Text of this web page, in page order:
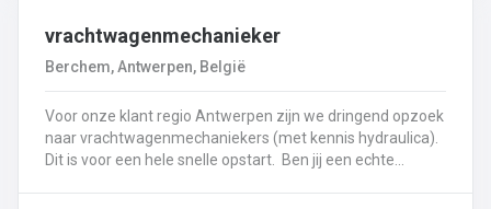
vrachtwagenmechanieker
Berchem, Antwerpen, België
Voor onze klant regio Antwerpen zijn we dringend opzoek
naar vrachtwagenmechaniekers (met kennis hydraulica).
Dit is voor een hele snelle opstart. Ben jij een echte